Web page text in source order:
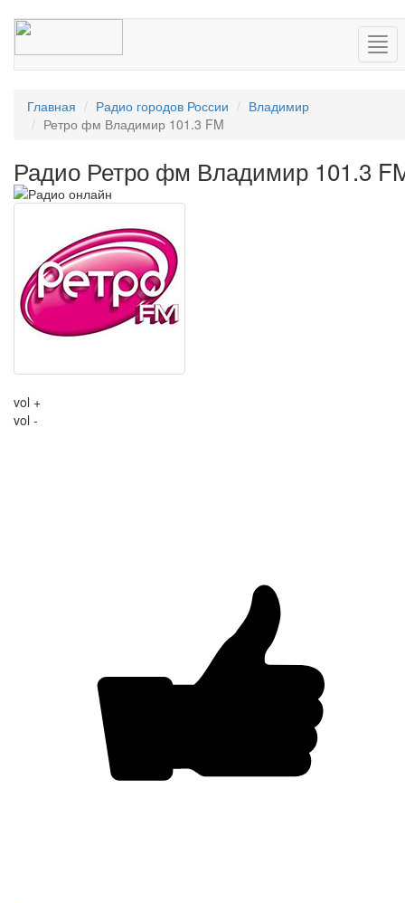
Главная Радио городов России
Владимир
Ретро фм Владимир 101.3 FM
Радио Ретро фм Владимир 101.3
vol +
vol -